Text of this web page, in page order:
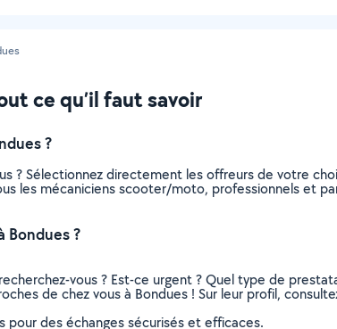
ce qu’il faut savoir
?
? Sélectionnez directement les offreurs de votre
les mécaniciens scooter/moto, professionnels et
?
vous ? Est-ce urgent ? Quel type de
de chez vous à Bondues ! Sur leur profil,
pour des échanges sécurisés et efficaces.